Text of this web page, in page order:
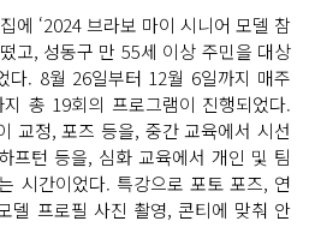
에 ‘2024 브라보 마이 시니어 모델 참
고, 성동구 만 55세 이상 주민을 대상
다. 8월 26일부터 12월 6일까지 매주
총 19회의 프로그램이 진행되었다.
교정, 포즈 등을, 중간 교육에서 시선
프턴 등을, 심화 교육에서 개인 및 팀
시간이었다. 특강으로 포토 포즈, 연
델 프로필 사진 촬영, 콘티에 맞춰 안